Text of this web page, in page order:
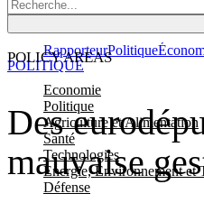
POLICY AREAS
Economie
Politique
Agriculture et Alimentation
Santé
Technologies
Energie, Environnement et
Défense
RapporteurPolitique
Des
mauvaise
POLITIQUE